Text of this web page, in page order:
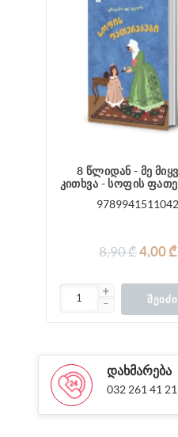
8 წლიდან - მე
კითხვა - სოფის
9789941511042
8,90 ₾4,00 ₾
ᲓᲐᲮᲛᲐᲠᲔᲑᲐ
032 261 41 21